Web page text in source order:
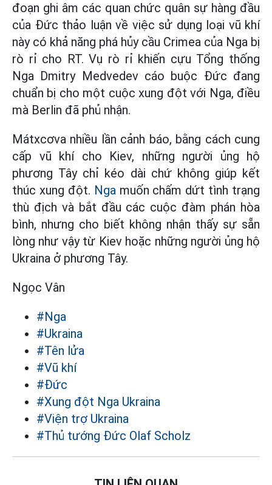
đoạn ghi âm các quan chức quân sự hàng đầu
của Đức thảo luận về việc sử dụng loại vũ khí
này có khả năng phá hủy cầu Crimea của Nga bị
rò rỉ cho RT. Vụ rò rỉ khiến cựu Tổng thống
Nga Dmitry Medvedev cáo buộc Đức đang
chuẩn bị cho một cuộc xung đột với Nga, điều
mà Berlin đã phủ nhận.
Mátxcơva nhiều lần cảnh báo, bằng cách cung
cấp vũ khí cho Kiev, những người ủng hộ
phương Tây chỉ kéo dài chứ không giúp kết
thúc xung đột. Ngamuốn chấm dứt tình trạng
thù địch và bắt đầu các cuộc đàm phán hòa
bình, nhưng cho biết không nhận thấy sự sẵn
lòng như vậy từ Kiev hoặc những người ủng hộ
Ukraina ở phương Tây.
Ngọc Vân
#Nga
#Ukraina
#Tên lửa
#Vũ khí
#Đức
#Xung đột Nga Ukraina
#Viện trợ Ukraina
#Thủ tướng Đức Olaf Scholz